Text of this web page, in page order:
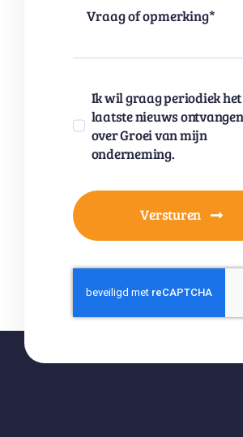
Ik wil graag periodiek het
laatste nieuws ontvangen
over Groei van mijn
onderneming.
Versturen